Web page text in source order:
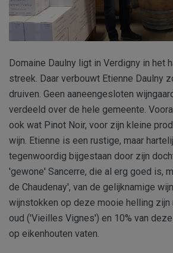
Domaine Daulny ligt in Verdigny in het
streek. Daar verbouwt Etienne Daulny
druiven. Geen aaneengesloten
verdeeld over de hele gemeente.
ook wat Pinot Noir, voor zijn kleine
wijn. Etienne is een rustige, maar
tegenwoordig bijgestaan door zijn
'gewone' Sancerre, die al erg goed is,
de Chaudenay', van de gelijknamige
wijnstokken op deze mooie helling zijn
oud ('Vieilles Vignes') en 10% van
op eikenhouten vaten.